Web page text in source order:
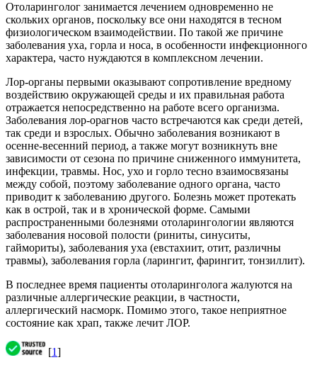
Отоларинголог занимается лечением одновременно не
скольких органов, поскольку все они находятся в тесном
физиологическом взаимодействии. По такой же причине
заболевания уха, горла и носа, в особенности инфекционного
характера, часто нуждаются в комплексном лечении.
Лор-органы первыми оказывают сопротивление вредному
воздействию окружающей среды и их правильная работа
отражается непосредственно на работе всего организма.
Заболевания лор-орагнов часто встречаются как среди детей,
так среди и взрослых. Обычно заболевания возникают в
осенне-весенний период, а также могут возникнуть вне
зависимости от сезона по причине сниженного иммунитета,
инфекции, травмы. Нос, ухо и горло тесно взаимосвязаны
между собой, поэтому заболевание одного органа, часто
приводит к заболеванию другого. Болезнь может протекать
как в острой, так и в хронической форме. Самыми
распространенными болезнями отоларингологии являются
заболевания носовой полости (риниты, синуситы,
гаймориты), заболевания уха (евстахиит, отит, различны
травмы), заболевания горла (ларингит, фарингит, тонзиллит).
В последнее время пациенты отоларинголога жалуются на
различные аллергические реакции, в частности,
аллергический насморк. Помимо этого, такое неприятное
состояние как храп, также лечит ЛОР.
[1]